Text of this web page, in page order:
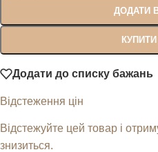
ДОДАТИ
Додати до списку бажань
Відстеження цін
Відстежуйте цей товар і
знизиться.